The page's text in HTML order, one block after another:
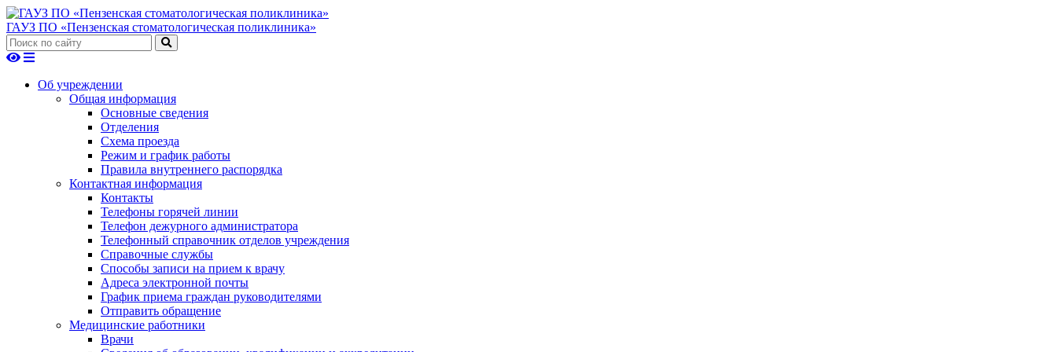
ГАУЗ ПО «Пензенская стоматологическая поликлиника»
Об учреждении
Общая информация
Основные сведения
Отделения
Схема проезда
Режим и график работы
Правила внутреннего распорядка
Контактная информация
Контакты
Телефоны горячей линии
Телефон дежурного администратора
Телефонный справочник отделов учреждения
Справочные службы
Способы записи на прием к врачу
Адреса электронной почты
График приема граждан руководителями
Отправить обращение
Медицинские работники
Врачи